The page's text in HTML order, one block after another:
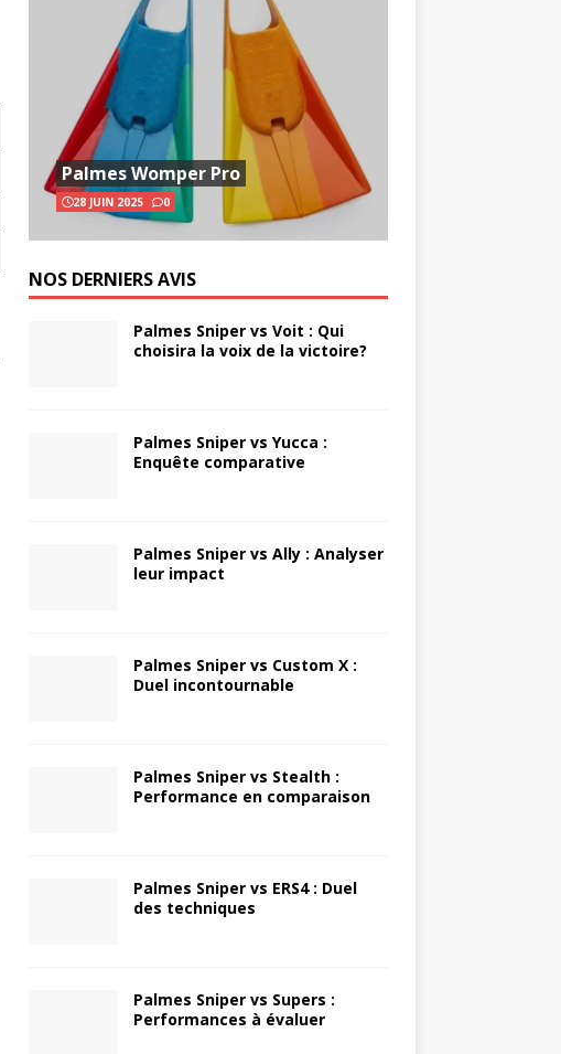
Palmes Womper Pro
28 JUIN 2025 0
NOS DERNIERS AVIS
Palmes Sniper vs Voit : Qui
choisira la voix de la victoire?
Palmes Sniper vs Yucca :
Enquête comparative
Palmes Sniper vs Ally : Analyser
leur impact
Palmes Sniper vs Custom X :
Duel incontournable
Palmes Sniper vs Stealth :
Performance en comparaison
Palmes Sniper vs ERS4 : Duel
des techniques
Palmes Sniper vs Supers :
Performances à évaluer